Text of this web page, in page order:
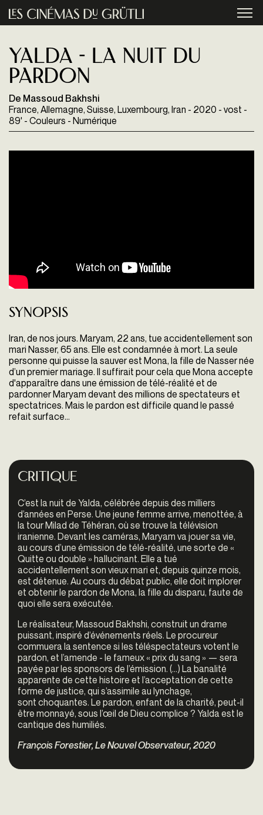
Aller au contenu principal
Yalda - la nuit du
pardon
De Massoud Bakhshi
France, Allemagne, Suisse, Luxembourg, Iran - 2020 - vost -
89' - Couleurs - Numérique
Synopsis
Iran, de nos jours. Maryam, 22 ans, tue accidentellement son
mari Nasser, 65 ans. Elle est condamnée à mort. La seule
personne qui puisse la sauver est Mona, la fille de Nasser née
d’un premier mariage. Il suffirait pour cela que Mona accepte
d'apparaître dans une émission de télé-réalité et de
pardonner Maryam devant des millions de spectateurs et
spectatrices. Mais le pardon est difficile quand le passé
refait surface…
Critique
C’est la nuit de Yalda, célébrée depuis des milliers
d’années en Perse. Une jeune femme arrive, menottée, à
la tour Milad de Téhéran, où se trouve la télévision
iranienne. Devant les caméras, Maryam va jouer sa vie,
au cours d’une émission de télé-réalité, une sorte de «
Quitte ou double » hallucinant. Elle a tué
accidentellement son vieux mari et, depuis quinze mois,
est détenue. Au cours du débat public, elle doit implorer
et obtenir le pardon de Mona, la fille du disparu, faute de
quoi elle sera exécutée.
Le réalisateur, Massoud Bakhshi, construit un drame
puissant, inspiré d’événements réels. Le procureur
commuera la sentence si les téléspectateurs votent le
pardon, et l’amende - le fameux « prix du sang » — sera
payée par les sponsors de l’émission. (...) La banalité
apparente de cette histoire et l’acceptation de cette
forme de justice, qui s’assimile au lynchage,
sont choquantes. Le pardon, enfant de la charité, peut-il
être monnayé, sous l’œil de Dieu complice ? Yalda est le
cantique des humiliés.
François Forestier, Le Nouvel Observateur, 2020